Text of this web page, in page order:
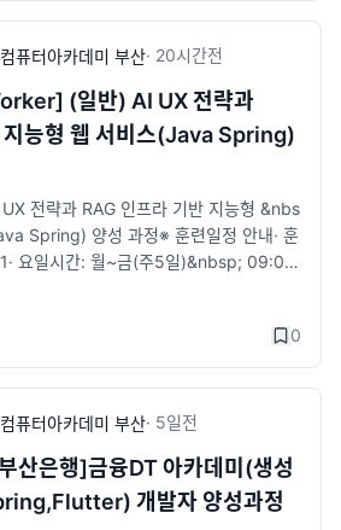
취1유형-월 최대 60만원 (가족수당 최대
비스 제공 (진로상담·자소서/이력서 첨삭
안내· ​ 금융서비스를 이해하고 생성형
판매사이트 개발을 할 수 있는 풀스텍 개
수요 및 직무분석에 기반한 실무형 커리큘
현직 실무자로 강사진 구성· ​ 선도기업의
중심 실무교육 및 현직 개발자 멘토 참여·
기능 구현· ​ 프로젝트 경진대회 실시&nbs
담안내 링크&gt;https://litt.ly/bsgreen
간편 상담 등위 링크 활용해주시길 바랍니
퓨터아카데미 부산· 20시간전
(일반) AI UX 전략과
지능형 웹 서비스(Java Spring)
전략과 RAG 인프라 기반 지능형 &nbs
Spring) 양성 과정​※ 훈련일정 안내​· ​훈
요일시간: 월~금(주5일)&nbsp; 09:00
&nbsp;※ 지원자격· 국민내일배움 카드
초보자도 가능※ 수강혜택· 국민내일배움
일부 발생, ​국취 1유형, 2유형(특정계층)
&nbsp; &nbsp; &nbsp; &nbs
급 : 국가기간전략산업직종 훈련 월 최
련 월 최대 40만원· ​구직촉진수당 : 국취
서/이력서 첨삭·취업세미나·참여 기업 취
′디지털디자인′의 직종 정의 ′스마
0
퓨터아카데미 부산· 5일전
산은행]금융DT 아카데미(생성
개발자 양성과정